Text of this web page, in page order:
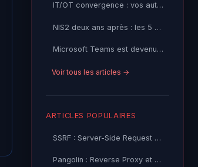
IT/OT convergence : vos automates industriels sont la prochaine cible des ransomwares
NIS2 deux ans après : les 5 erreurs de mise en conformité que je vois répéter partout
Microsoft Teams est devenu votre nouveau perimetre d'attaque
Voir tous les articles →
ARTICLES POPULAIRES
SSRF : Server-Side Request Forgery — Exploitation Avancée
Pangolin : Reverse Proxy et Tunnel Self-Hosted — Guide